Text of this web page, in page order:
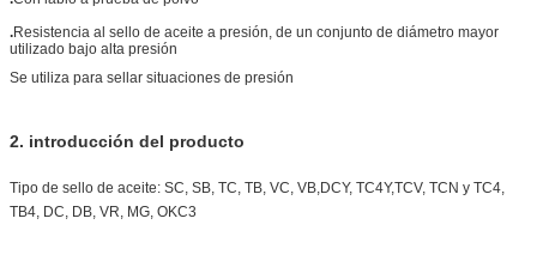
.Resistencia al sello de aceite a presión, de un conjunto de diámetro mayor
utilizado bajo alta presión
Se utiliza para sellar situaciones de presión
2. introducción del producto
Tipo de sello de aceite: SC, SB, TC, TB, VC, VB,DCY, TC4Y,TCV, TCN y TC4,
TB4, DC, DB, VR, MG, OKC3